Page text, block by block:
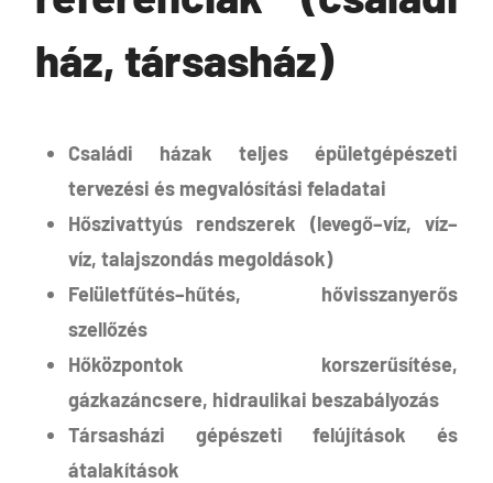
ház, társasház)
Családi házak teljes épületgépészeti
tervezési és megvalósítási feladatai
Hőszivattyús rendszerek (levegő–víz, víz–
víz, talajszondás megoldások)
Felületfűtés–hűtés, hővisszanyerős
szellőzés
Hőközpontok korszerűsítése,
gázkazáncsere, hidraulikai beszabályozás
Társasházi gépészeti felújítások és
átalakítások